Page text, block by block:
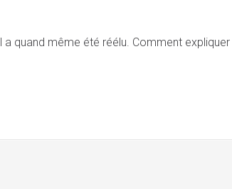
quand même été réélu. Comment